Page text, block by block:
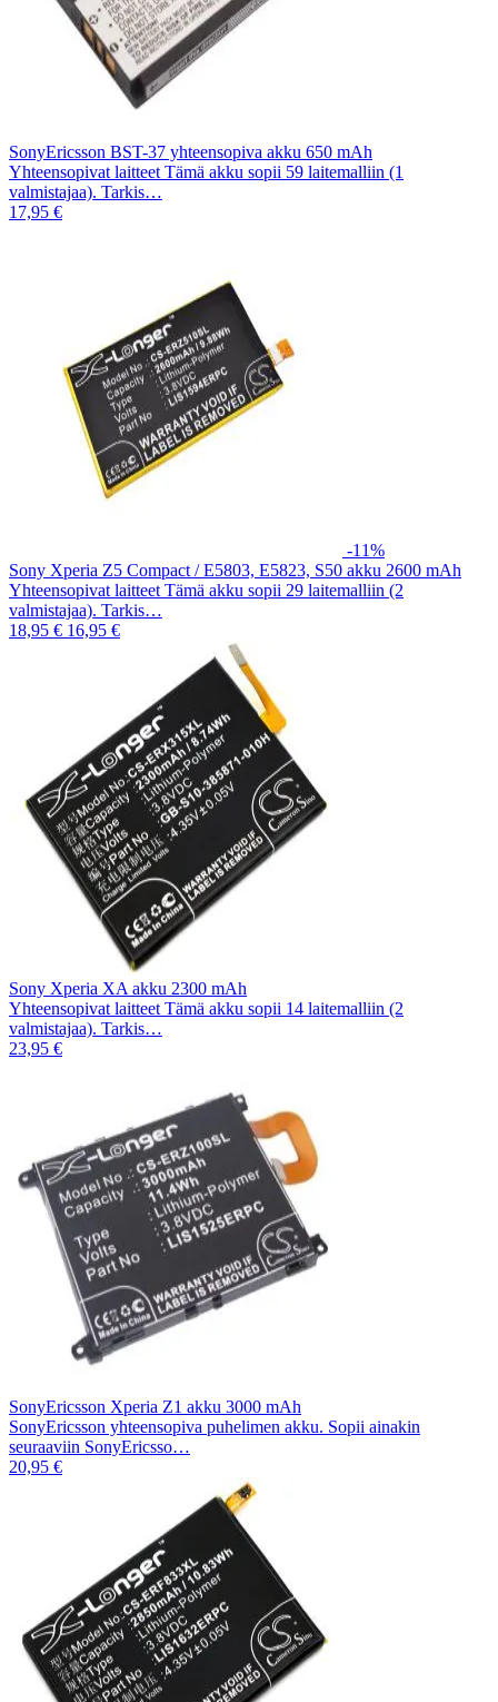
SonyEricsson BST-37 yhteensopiva akku 650 mAh
Yhteensopivat laitteet Tämä akku sopii 59 laitemalliin (1
valmistajaa). Tarkis…
17,95 €
-11%
Sony Xperia Z5 Compact / E5803, E5823, S50 akku 2600 mAh
Yhteensopivat laitteet Tämä akku sopii 29 laitemalliin (2
valmistajaa). Tarkis…
18,95 € 16,95 €
Sony Xperia XA akku 2300 mAh
Yhteensopivat laitteet Tämä akku sopii 14 laitemalliin (2
valmistajaa). Tarkis…
23,95 €
SonyEricsson Xperia Z1 akku 3000 mAh
SonyEricsson yhteensopiva puhelimen akku. Sopii ainakin
seuraaviin SonyEricsso…
20,95 €